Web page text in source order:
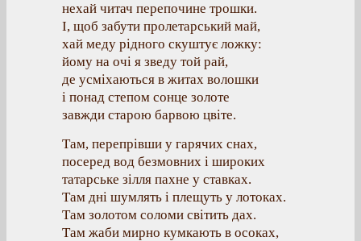
нехай читач перепочине трошки.
І, щоб забути пролетарський май,
хай меду рідного скуштує ложку:
йому на очі я зведу той рай,
де усміхаються в житах волошки
і понад степом сонце золоте
завжди старою барвою цвіте.
Там, перепрівши у гарячих снах,
посеред вод безмовних і широких
татарське зілля пахне у ставках.
Там дні шумлять і плещуть у лотоках.
Там золотом соломи світить дах.
Там жаби мирно кумкають в осоках,